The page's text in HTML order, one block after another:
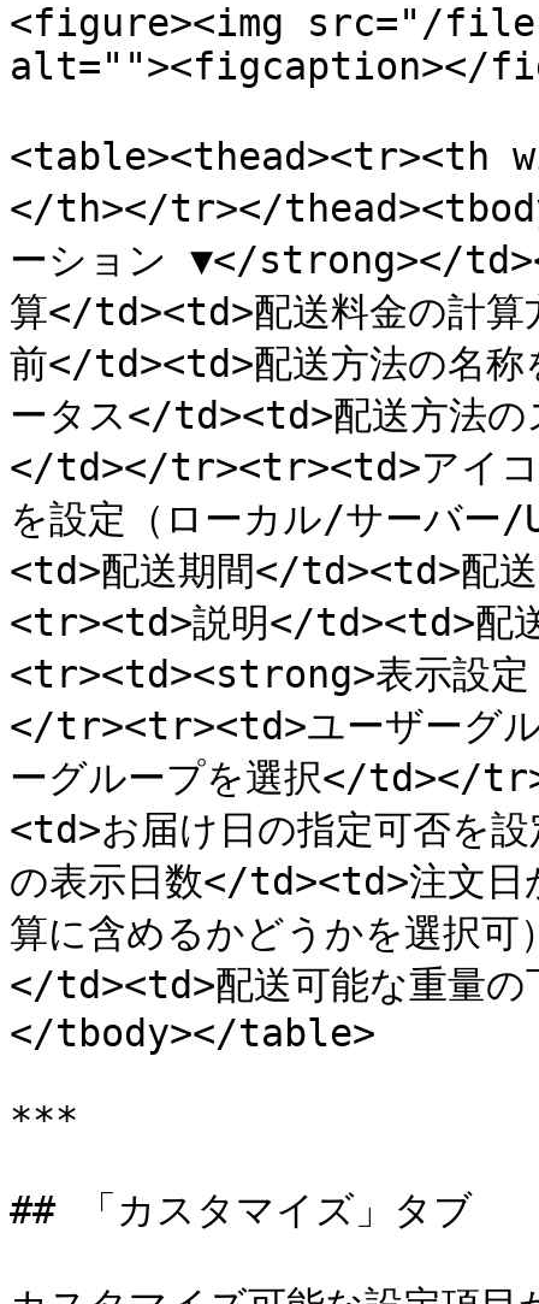
<figure><img src="/files/
alt=""><figcaption></
<table><thead><tr><th
</th></tr></
ーション ▼</strong></
算</td><td>配送料金の計
前</td><td>配送方法の名
ータス</td><td>配送方法の
</td></tr><tr><td>アイコ
を設定（ローカル/サーバ
<td>配送期間</td><td>配
<tr><td>説明</td><td>配
<tr><td><strong>表示設
</tr><tr><td>ユーザーグ
ーグループを選択</td></
<td>お届け日の指定可否
の表示日数</td><td>注文日
算に含めるかどうかを選
</td><td>配送可能な重量
</tbody></table>
***
## 「カスタマイズ」タブ